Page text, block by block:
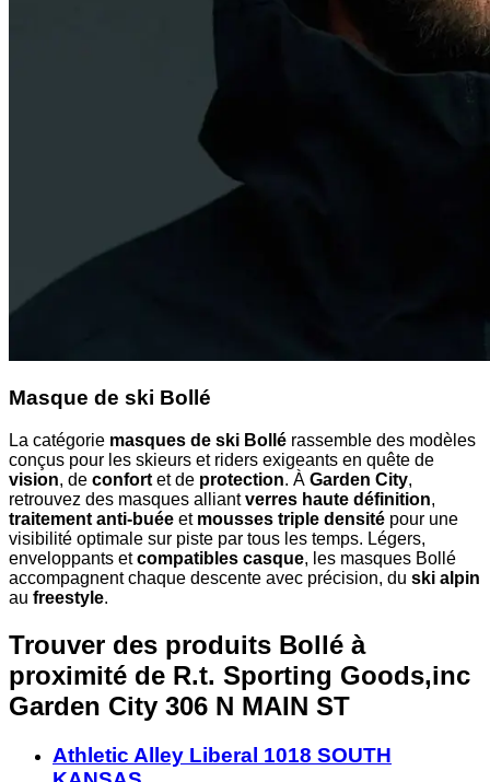
Masque de ski Bollé
La catégorie masques de ski Bollé rassemble des modèles
conçus pour les skieurs et riders exigeants en quête de
vision, de confort et de protection. À Garden City,
retrouvez des masques alliantverres haute définition,
traitement anti-buée et mousses triple densité pour une
visibilité optimale sur piste par tous les temps. Légers,
enveloppants etcompatibles casque, les masques Bollé
accompagnent chaque descente avec précision, du ski alpin
au freestyle.
Trouver des produits Bollé à
proximité de R.t. Sporting Goods,inc
Garden City 306 N MAIN ST
Athletic Alley Liberal 1018 SOUTH